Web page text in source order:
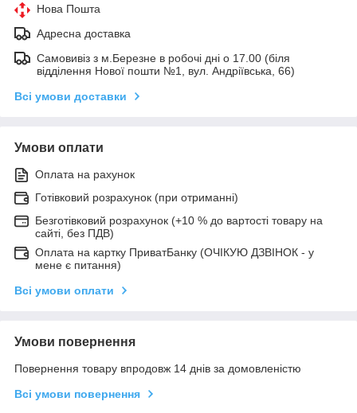
Нова Пошта
Адресна доставка
Самовивіз з м.Березне в робочі дні о 17.00 (біля
відділення Нової пошти №1, вул. Андріївська, 66)
Всі умови доставки
Умови оплати
Оплата на рахунок
Готівковий розрахунок (при отриманні)
Безготівковий розрахунок (+10 % до вартості товару на
сайті, без ПДВ)
Оплата на картку ПриватБанку (ОЧІКУЮ ДЗВІНОК - у
мене є питання)
Всі умови оплати
Умови повернення
Повернення товару впродовж 14 днів за домовленістю
Всі умови повернення